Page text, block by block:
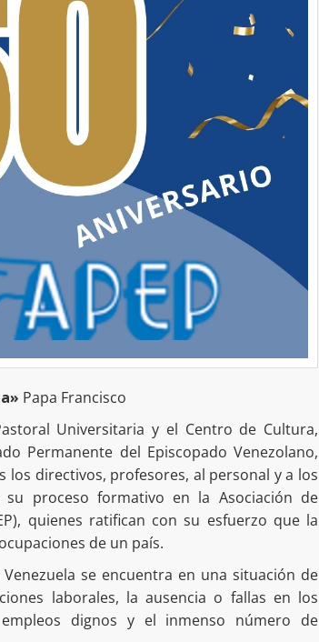
Papa Francisco
Universitaria y el Centro de Cultura,
Permanente del Episcopado Venezolano,
directivos, profesores, al personal y a los
proceso formativo en la Asociación de
quienes ratifican con su esfuerzo que la
de un país.
se encuentra en una situación de
laborales, la ausencia o fallas en los
dignos y el inmenso número de